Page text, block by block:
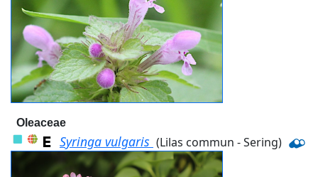
Oleaceae
Syringa vulgaris (Lilas commun - Sering)